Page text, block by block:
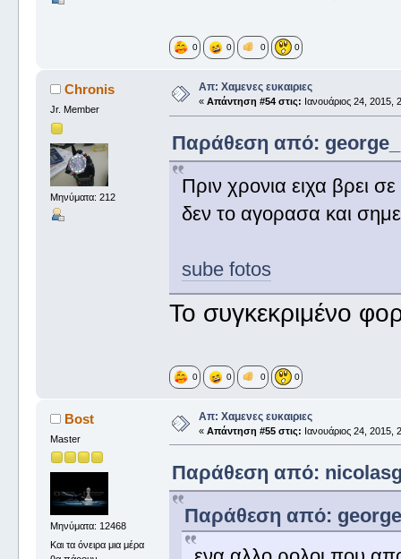
0 0 0 0
Chronis
Jr. Member
Μηνύματα: 212
Απ: Χαμενες ευκαιριες
« Απάντηση #54 στις: Ιανουάριος 24, 2015,
Παράθεση από: george_
Πριν χρονια ειχα βρει
δεν το αγορασα και
sube fotos
Το συγκεκριμένο
0 0 0 0
Βost
Master
Μηνύματα: 12468
Και τα όνειρα μια μέρα
Απ: Χαμενες ευκαιριες
« Απάντηση #55 στις: Ιανουάριος 24, 2015,
Παράθεση από: nicolasg
Παράθεση από: